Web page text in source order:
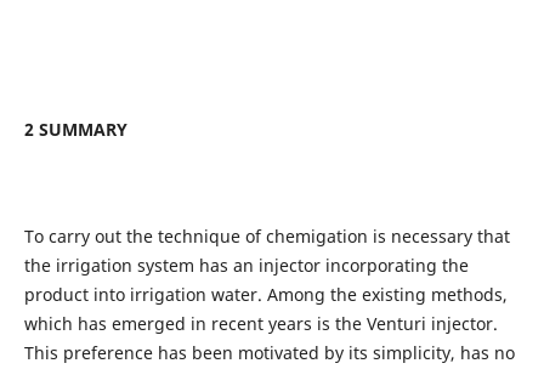
2 SUMMARY
To carry out the technique of chemigation is necessary that
the irrigation system has an injector incorporating the
product into irrigation water. Among the existing methods,
which has emerged in recent years is the Venturi injector.
This preference has been motivated by its simplicity, has no